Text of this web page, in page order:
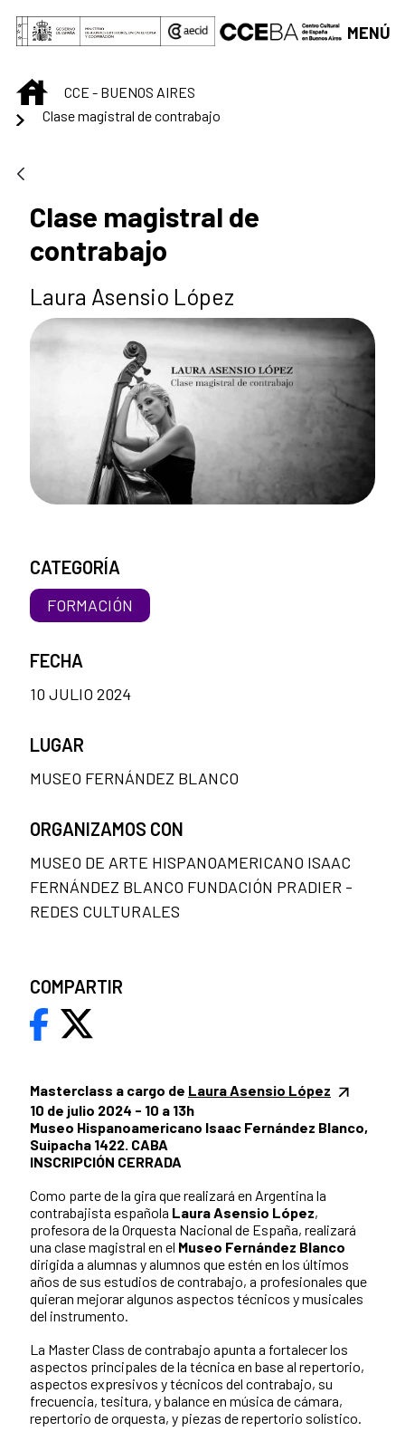
Saltar al contenido principal
MENÚ
INICIOCCE - BUENOS AIRES
Clase magistral de contrabajo
Clase magistral de
contrabajo
Laura Asensio López
Masterclass a cargo de Laura Asensio López
10 de julio 2024 - 10 a 13h
Museo Hispanoamericano Isaac Fernández Blanco,
Suipacha 1422. CABA
INSCRIPCIÓN CERRADA
Como parte de la gira que realizará en Argentina la
contrabajista española Laura Asensio López,
profesora de la Orquesta Nacional de España, realizará
una clase magistral en el Museo Fernández Blanco
dirigida a alumnas y alumnos que estén en los últimos
años de sus estudios de contrabajo, a profesionales que
quieran mejorar algunos aspectos técnicos y musicales
del instrumento.
La Master Class de contrabajo apunta a fortalecer los
aspectos principales de la técnica en base al repertorio,
aspectos expresivos y técnicos del contrabajo, su
frecuencia, tesitura, y balance en música de cámara,
repertorio de orquesta, y piezas de repertorio solístico.
CATEGORÍA
FORMACIÓN
FECHA
10 JULIO 2024
LUGAR
MUSEO FERNÁNDEZ BLANCO
ORGANIZAMOS CON
MUSEO DE ARTE HISPANOAMERICANO ISAAC
FERNÁNDEZ BLANCO FUNDACIÓN PRADIER -
REDES CULTURALES
COMPARTIR